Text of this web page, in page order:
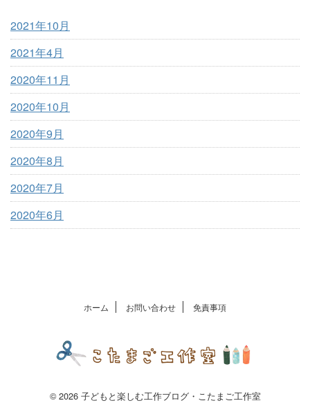
2021年10月
2021年4月
2020年11月
2020年10月
2020年9月
2020年8月
2020年7月
2020年6月
ホーム お問い合わせ 免責事項
© 2026 子どもと楽しむ工作ブログ・こたまご工作室